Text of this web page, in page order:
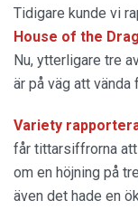
Tidigare kunde vi
House of the
Nu, ytterligare tre
är på väg att vända
Variety
får tittarsiffrorna
om en höjning på
även det hade en